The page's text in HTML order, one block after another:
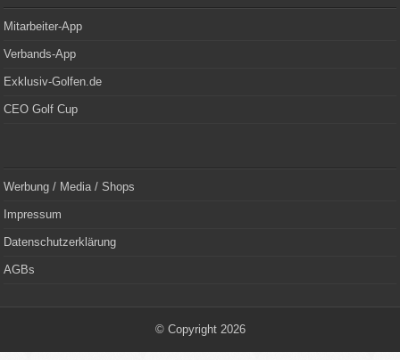
Mitarbeiter-App
Verbands-App
Exklusiv-Golfen.de
CEO Golf Cup
Werbung / Media / Shops
Impressum
Datenschutzerklärung
AGBs
© Copyright 2026